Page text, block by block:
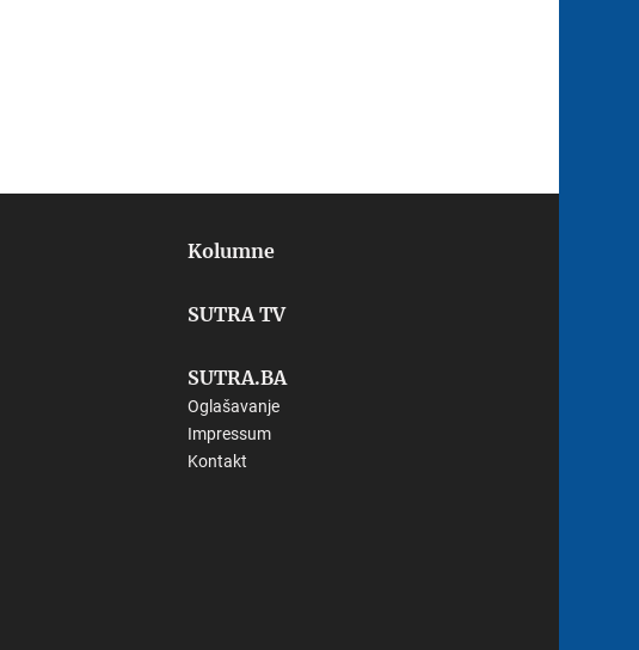
Kolumne
SUTRA TV
SUTRA.BA
Oglašavanje
Impressum
Kontakt